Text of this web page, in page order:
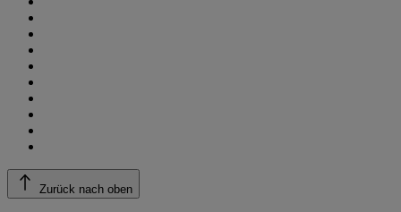
Zurück nach oben